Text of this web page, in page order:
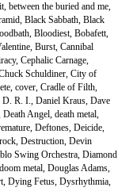
, between the buried and me,
, Black Sabbath, Black
, Bloodiest, Bobafett,
, Burst, Cannibal
, Cephalic Carnage,
Schuldiner, City of
, cover, Cradle of Filth,
D. R. I., Daniel Kraus, Dave
Death Angel, death metal,
, Deftones, Deicide,
, Destruction, Devin
Swing Orchestra, Diamond
doom metal, Douglas Adams,
, Dying Fetus, Dysrhythmia,